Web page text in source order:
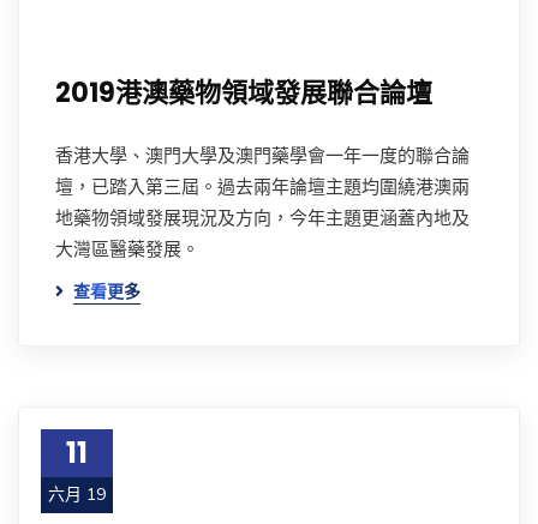
2019港澳藥物領域發展聯合論壇
香港大學、澳門大學及澳門藥學會一年一度的聯合論
壇，已踏入第三屆。過去兩年論壇主題均圍繞港澳兩
地藥物領域發展現況及方向，今年主題更涵蓋內地及
大灣區醫藥發展。
查看更多
11
六月 19